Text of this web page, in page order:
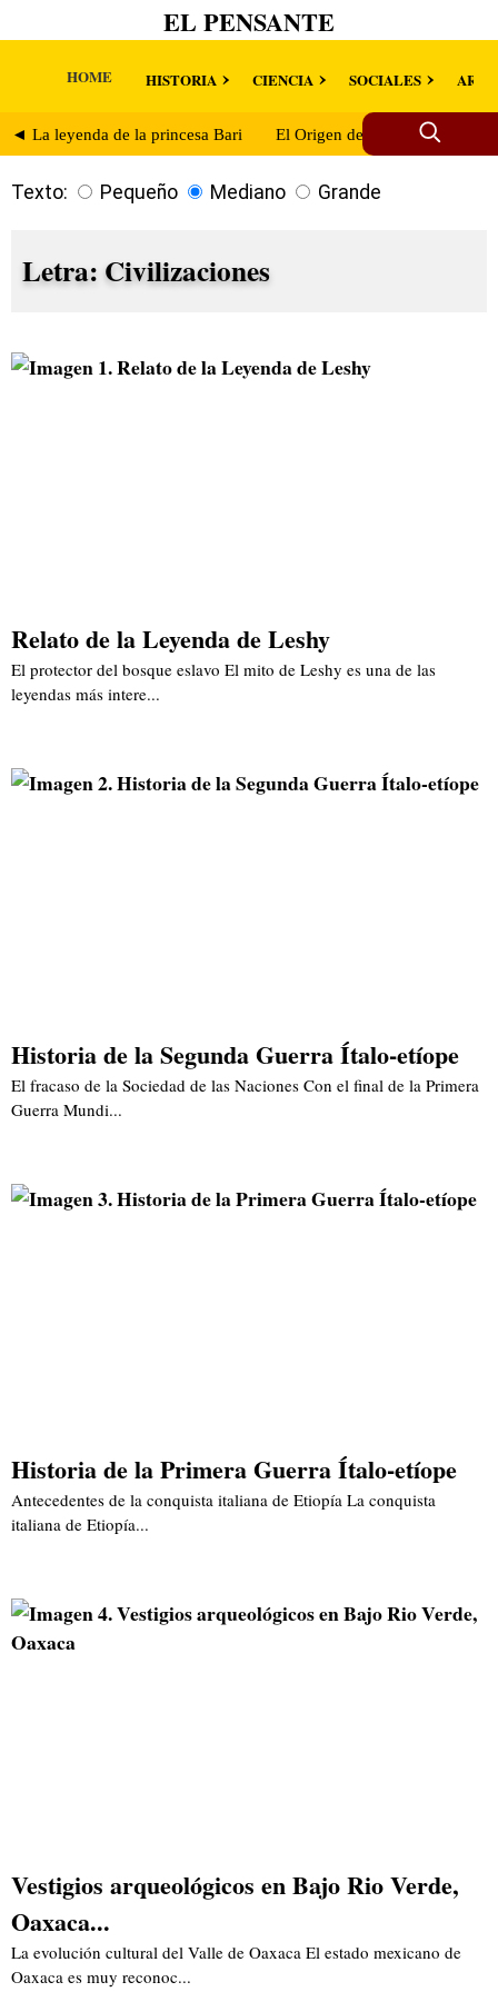
EL PENSANTE
HOME HISTORIA CIENCIA SOCIALES
◄ La leyenda de la princesa Bari El Origen de los Cosacos ►
Texto: Pequeño Mediano Grande
Letra: Civilizaciones
Relato de la Leyenda de Leshy
El protector del bosque eslavo El mito de Leshy es una de las
leyendas más intere...
Historia de la Segunda Guerra Ítalo-etíope
El fracaso de la Sociedad de las Naciones Con el final de la Primera
Guerra Mundi...
Historia de la Primera Guerra Ítalo-etíope
Antecedentes de la conquista italiana de Etiopía La conquista
italiana de Etiopía...
Vestigios arqueológicos en Bajo Rio Verde,
Oaxaca...
La evolución cultural del Valle de Oaxaca El estado mexicano de
Oaxaca es muy reconoc...